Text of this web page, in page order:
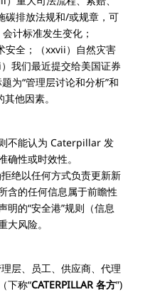
碳排放法规和/或规章，可
计标准发生变化；
安全；（xxvii）自然灾害
我们最近提交给美国证券
为“管理层讨论和分析”和
他因素。
不能认为 Caterpillar 发
性或时效性。
绝以任何方式负责更新新
含的任何信息属于前瞻性
明的“安全港”规则（信息
风险。
层、员工、供应商、代理
下称“CATERPILLAR 各方”)